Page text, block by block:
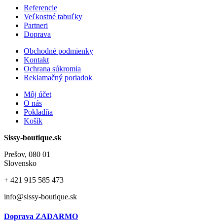
Referencie
Veľkostné tabuľky
Partneri
Doprava
Obchodné podmienky
Kontakt
Ochrana súkromia
Reklamačný poriadok
Môj účet
O nás
Pokladňa
Košík
Sissy-boutique.sk
Prešov, 080 01
Slovensko
+ 421 915 585 473
info@sissy-boutique.sk
Doprava ZADARMO